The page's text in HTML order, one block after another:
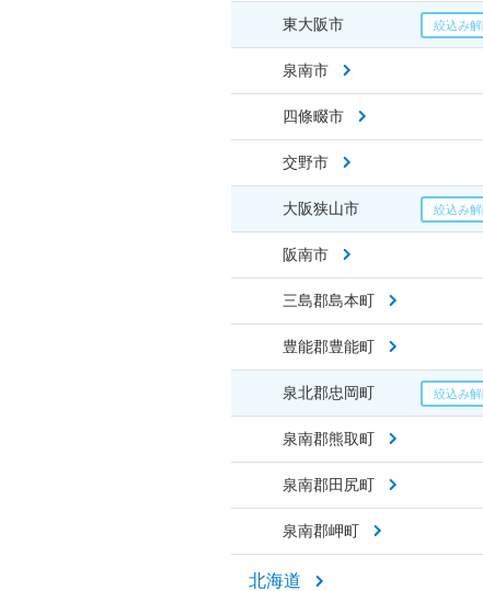
東大阪市
泉南市
四條畷市
交野市
大阪狭山市
阪南市
三島郡島本町
豊能郡豊能町
泉北郡忠岡町
泉南郡熊取町
泉南郡田尻町
泉南郡岬町
北海道